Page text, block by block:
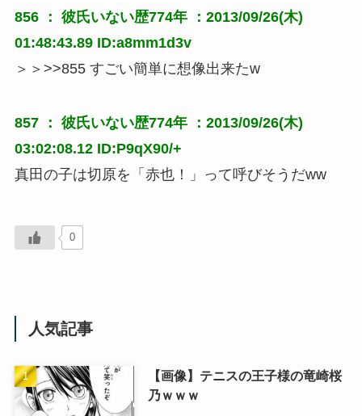
856 ： 彼氏いない歴774年
：2013/09/26(木)
01:48:43.89 ID:a8mm1d3v
＞＞>>855 すごい簡単に想像出来たw
857 ： 彼氏いない歴774年
：2013/09/26(木)
03:02:08.12 ID:P9qX90/+
真田の子は切原を「赤也！」って呼びそうだww
0
人気記事
【画像】テニスの王子様の竜崎桜
乃ｗｗｗ